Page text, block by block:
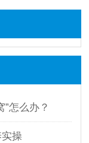
怎么办？
操